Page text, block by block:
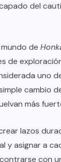
del
de
de
uno
cambio
más
lazos
y asignar a
con